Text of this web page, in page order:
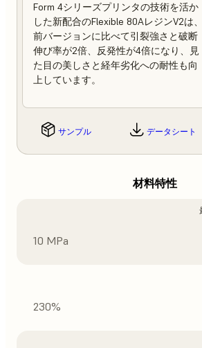
Form 4シリーズプリンタの技術を活か
した新配合のFlexible 80AレジンV2は、
前バージョンに比べて引裂強さと破断
伸び率が2倍、反発性が4倍になり、見
た目の美しさと経年劣化への耐性も向
上しています。
サンプル データシート
材料特性
10 MPa
230%